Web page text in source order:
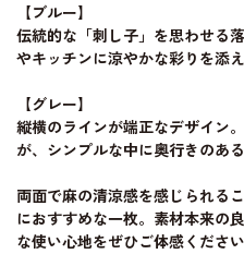
【ブルー】
伝統的な「刺し子」を思わせる
やキッチンに涼やかな彩りを添え
【グレー】
縦横のラインが端正なデザイン
が、シンプルな中に奥行きのあ
両面で麻の清涼感を感じられる
におすすめな一枚。素材本来の
な使い心地をぜひご体感ください